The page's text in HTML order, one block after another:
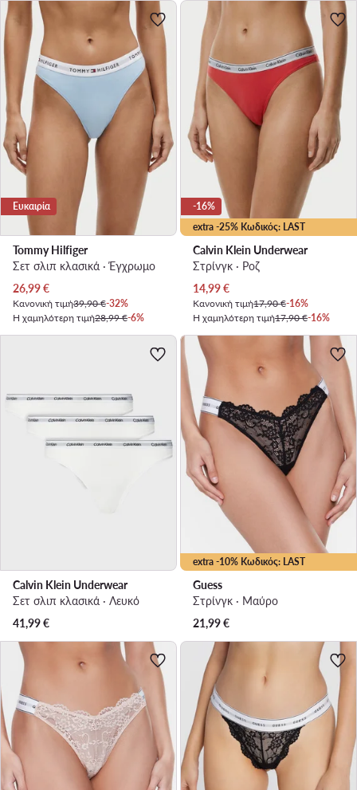
Ευκαιρία
Tommy Hilfiger
Σετ σλιπ κλασικά · Έγχρωμο
Τρέχουσα τιμή
26,99€
Κανονική τιμή39,90 €-32%
Η χαμηλότερη τιμή28,99 €-6%
extra -25% Κωδικός: LAST
-16%
Calvin Klein Underwear
Στρίνγκ · Ροζ
Τρέχουσα τιμή
14,99€
Κανονική τιμή17,90 €-16%
Η χαμηλότερη τιμή17,90 €-16%
Calvin Klein Underwear
Σετ σλιπ κλασικά · Λευκό
41,99€
extra -10% Κωδικός: LAST
Guess
Στρίνγκ · Μαύρο
21,99€